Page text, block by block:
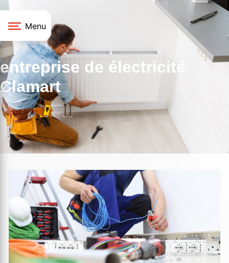
Menu
entreprise de électricité
Clamart
Panneau de gestion des cookies